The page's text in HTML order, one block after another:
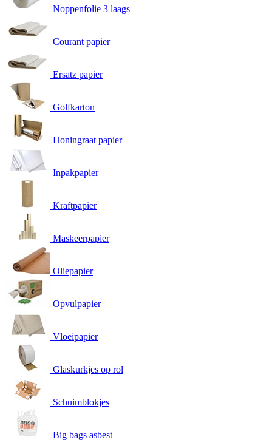
Noppenfolie 3 laags
Courant papier
Ersatz papier
Golfkarton
Honingraat papier
Inpakpapier
Kraftpapier
Maskeerpapier
Oliepapier
Opvulpapier
Vloeipapier
Glaskurkjes op rol
Schuimblokjes
Big bags asbest